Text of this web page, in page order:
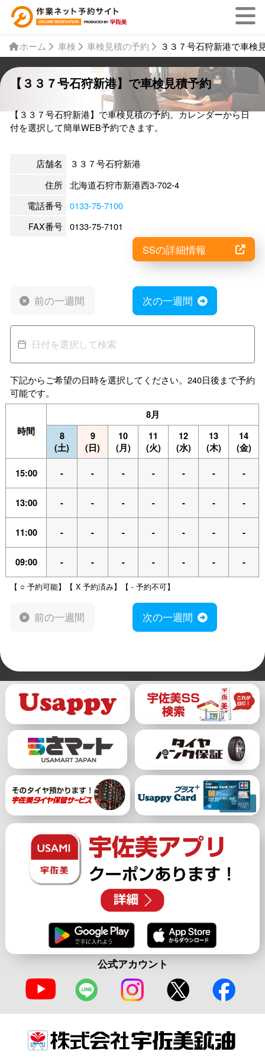
ホーム 車検 車検見積の予約 ３３７号石狩新港で車検
【３３７号石狩新港】で車検見積予約
【３３７号石狩新港】で車検見積の予約。カレンダーから日
付を選択して簡単WEB予約できます。
店舗名
３３７号石狩新港
住所 北海道石狩市新港西3-702-4
電話番号 0133-75-7100
FAX番号 0133-75-7101
SSの詳細情報
前の一週間 次の一週間
下記からご希望の日時を選択してください。240日後まで予約
可能です。
時間
8月
8
(土)
9
(日)
10
(月)
11
(火)
12
(水)
13
(木)
14
(金)
15:00 - - - - - - -
13:00 - - - - - - -
11:00 - - - - - - -
09:00 - - - - - - -
【 ○ 予約可能】【 X 予約済み】【 - 予約不可】
前の一週間 次の一週間
公式アカウント